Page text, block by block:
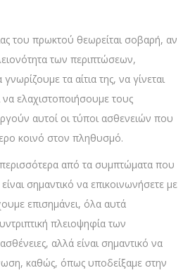
του πρωκτού θεωρείται σοβαρή, αν
των περιπτώσεων,
τα αίτια της, να γίνεται
ελαχιστοποιήσουμε τους
αυτοί οι τύποι ασθενειών που
κοινό στον πληθυσμό.
από τα συμπτώματα που
σημαντικό να επικοινωνήσετε με
επισημάνει, όλα αυτά
πλειοψηφία των
αλλά είναι σημαντικό να
καθώς, όπως υποδείξαμε στην